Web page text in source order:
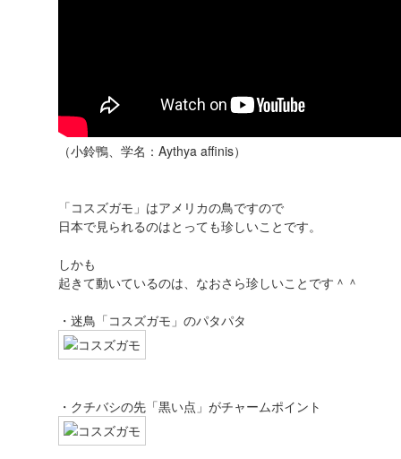
（小鈴鴨、学名：Aythya affinis）
「コスズガモ」はアメリカの鳥ですので
日本で見られるのはとっても珍しいことです。
しかも
起きて動いているのは、なおさら珍しいことです＾＾
・迷鳥「コスズガモ」のパタパタ
・クチバシの先「黒い点」がチャームポイント